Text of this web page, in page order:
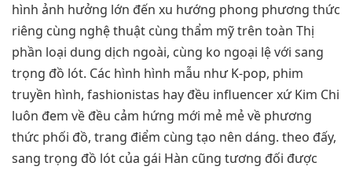
hình ảnh hưởng lớn đến xu hướng phong phương thức
riêng cùng nghệ thuật cùng thẩm mỹ trên toàn Thị
phần loại dung dịch ngoài, cùng ko ngoại lệ với sang
trọng đồ lót. Các hình hình mẫu như K-pop, phim
truyền hình, fashionistas hay đều influencer xứ Kim Chi
luôn đem về đều cảm hứng mới mẻ mẻ về phương
thức phối đồ, trang điểm cùng tạo nên dáng. theo đấy,
sang trọng đồ lót của gái Hàn cũng tương đối được